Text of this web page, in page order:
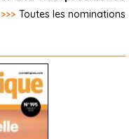
>>> Toutes les nominations